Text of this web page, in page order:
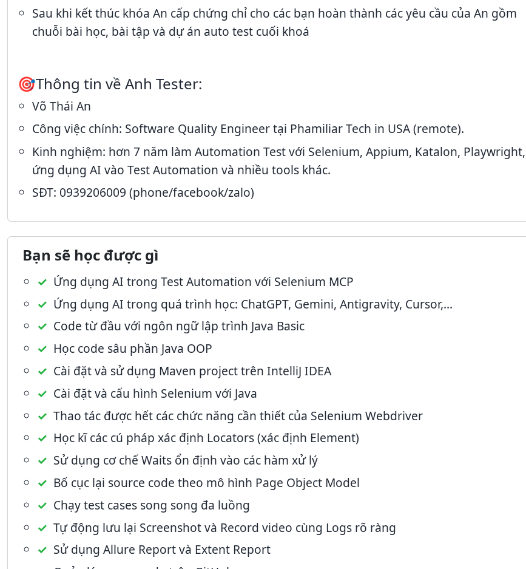
Sau khi kết thúc khóa An cấp chứng chỉ cho các bạn hoàn thành các yêu cầu của An gồm
chuỗi bài học, bài tập và dự án auto test cuối khoá
🎯Thông tin về Anh Tester:
Võ Thái An
Công việc chính: Software Quality Engineer tại Phamiliar Tech in USA (remote).
Kinh nghiệm: hơn 7 năm làm Automation Test với Selenium, Appium, Katalon, Playwright,
ứng dụng AI vào Test Automation và nhiều tools khác.
SĐT: 0939206009 (phone/facebook/zalo)
Bạn sẽ học được gì
Ứng dụng AI trong Test Automation với Selenium MCP
Ứng dụng AI trong quá trình học: ChatGPT, Gemini, Antigravity, Cursor,...
Code từ đầu với ngôn ngữ lập trình Java Basic
Học code sâu phần Java OOP
Cài đặt và sử dụng Maven project trên IntelliJ IDEA
Cài đặt và cấu hình Selenium với Java
Thao tác được hết các chức năng cần thiết của Selenium Webdriver
Học kĩ các cú pháp xác định Locators (xác định Element)
Sử dụng cơ chế Waits ổn định vào các hàm xử lý
Bố cục lại source code theo mô hình Page Object Model
Chạy test cases song song đa luồng
Tự động lưu lại Screenshot và Record video cùng Logs rõ ràng
Sử dụng Allure Report và Extent Report